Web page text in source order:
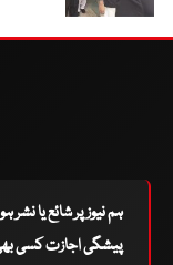
ہم نیوز پر شائع یا نشر
پیشگی اجازت کسی